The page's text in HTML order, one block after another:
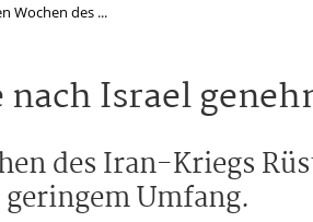
Wochen des ...
Israel
des Iran-Kriegs
Umfang.